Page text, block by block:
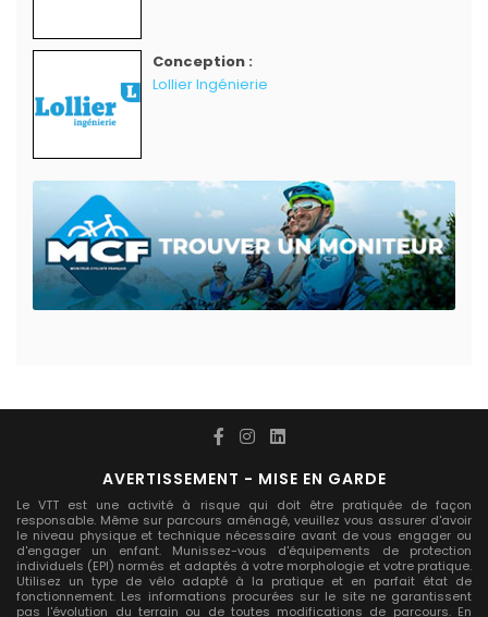
Conception :
Lollier Ingénierie
AVERTISSEMENT - MISE EN GARDE
Le VTT est une activité à risque qui doit être pratiquée de façon
responsable. Même sur parcours aménagé, veuillez vous assurer d'avoir
le niveau physique et technique nécessaire avant de vous engager ou
d'engager un enfant. Munissez-vous d'équipements de protection
individuels (EPI) normés et adaptés à votre morphologie et votre pratique.
Utilisez un type de vélo adapté à la pratique et en parfait état de
fonctionnement. Les informations procurées sur le site ne garantissent
pas l'évolution du terrain ou de toutes modifications de parcours. En